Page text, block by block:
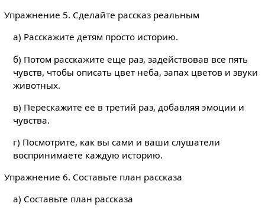
Упражнение 5. Сделайте рассказ реальным
а) Расскажите детям просто историю.
б) Потом расскажите еще раз, задействовав все пять
чувств, чтобы описать цвет неба, запах цветов и звуки
животных.
в) Перескажите ее в третий раз, добавляя эмоции и
чувства.
г) Посмотрите, как вы сами и ваши слушатели
воспринимаете каждую историю.
Упражнение 6. Составьте план рассказа
а) Составьте план рассказа